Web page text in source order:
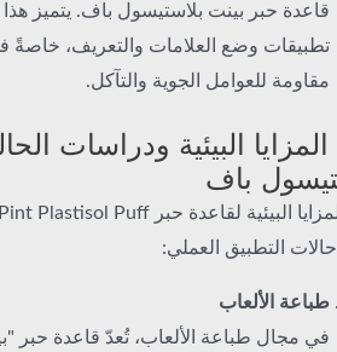
قاعدة حبر بينت بلاستيسول باف. يتميز هذا
تطبيقات وضع العلامات والتعريف، خاصةً
مقاومة للعوامل الجوية والتآكل.
المزايا البيئية ودراسات
باف
التطبيق العملي:
طباعة الألعاب
في مجال طباعة الألعاب، تُعدّ قاعدة حبر